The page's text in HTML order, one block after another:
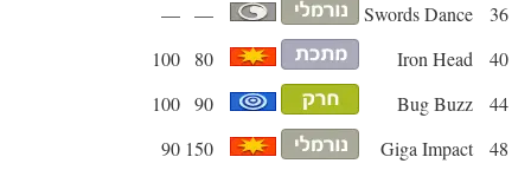
36
Swords Dance
—
—
40
Iron Head
80
100
44
Bug Buzz
90
100
48
Giga Impact
150
90